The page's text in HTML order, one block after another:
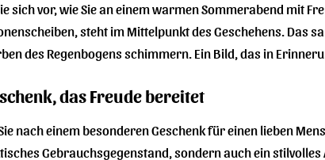
sich vor, wie Sie an einem warmen Sommerabend mit
steht im Mittelpunkt des Geschehens. Das
des Regenbogens schimmern. Ein Bild, das in
das Freude bereitet
nach einem besonderen Geschenk für einen lieben
Gebrauchsgegenstand, sondern auch ein